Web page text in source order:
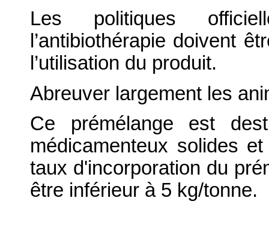
Les politiques
l’antibiothérapie doivent
l’utilisation du produit.
Abreuver largement les
Ce prémélange est
médicamenteux solides
taux d'incorporation du
être inférieur à 5 kg/tonne.